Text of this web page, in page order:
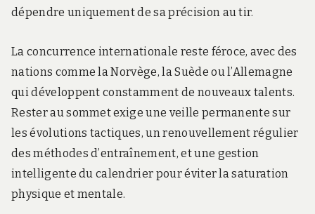
dépendre uniquement de sa précision au tir.
La concurrence internationale reste féroce, avec des
nations comme la Norvège, la Suède ou l’Allemagne
qui développent constamment de nouveaux talents.
Rester au sommet exige une veille permanente sur
les évolutions tactiques, un renouvellement régulier
des méthodes d’entraînement, et une gestion
intelligente du calendrier pour éviter la saturation
physique et mentale.